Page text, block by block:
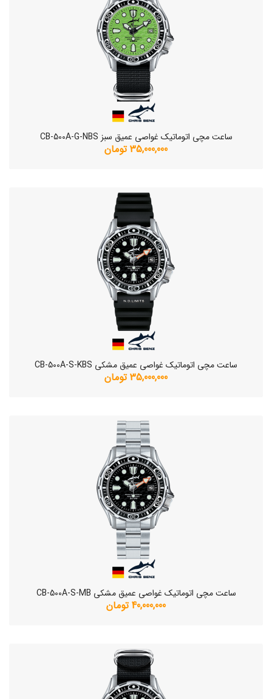
ساعت مچی اتوماتیک غواصی عمیق سبز CB-500A-G-NBS
35,000,000 تومان
ساعت مچی اتوماتیک غواصی عمیق مشکی CB-500A-S-KBS
35,000,000 تومان
ساعت مچی اتوماتیک غواصی عمیق مشکی CB-500A-S-MB
40,000,000 تومان